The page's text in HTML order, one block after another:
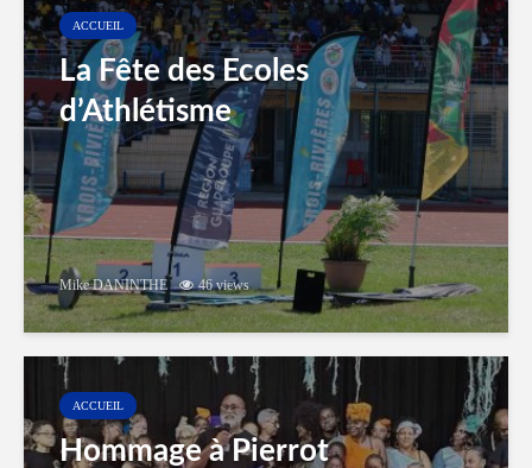
ACCUEIL
La Fête des Ecoles
d’Athlétisme
Mike DANINTHE 46 views
ACCUEIL
Hommage à Pierrot